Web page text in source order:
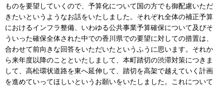
ものを要望していくので、予算化について国の方でも御配慮いただ
きたいというようなお話をいたしました。それぞれ全体の補正予算
におけるインフラ整備、いわゆる公共事業予算確保について及びそ
ういった確保全体された中での香川県での要望に対しての措置は、
合わせて前向きな回答をいただいたというふうに思います。それか
ら来年度以降のことといたしまして、本町踏切の渋滞対策につきま
して、高松環状道路を東へ延伸して、踏切を高架で越えていく計画
を進めていってほしいというお願いをいたしました。これについて